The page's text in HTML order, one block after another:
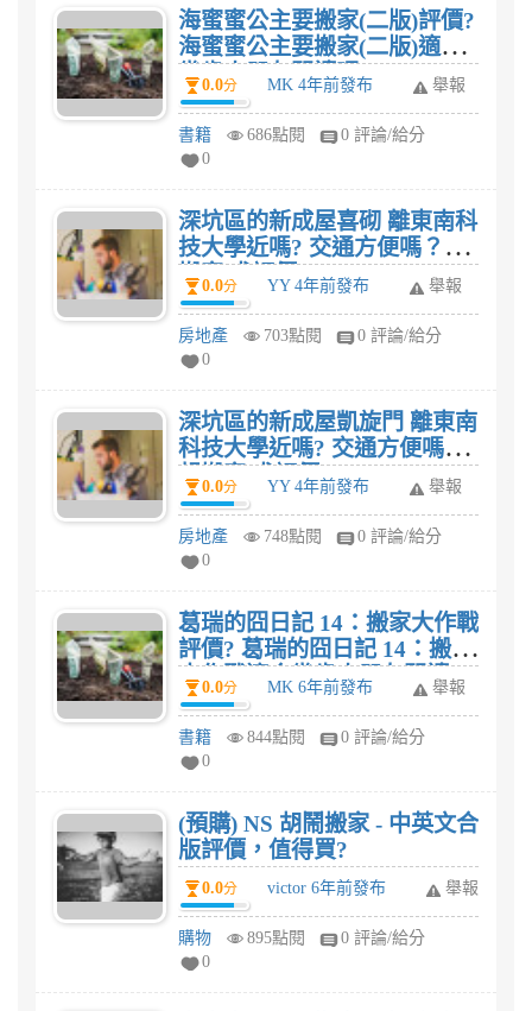
海蜜蜜公主要搬家(二版)評價?
海蜜蜜公主要搬家(二版)適合
幾歲小朋友閱讀呢?
0.0分 MK 4年前發布 舉報
書籍 686點閱
0 評論/給分
0
深坑區的新成屋喜砌 離東南科
技大學近嗎? 交通方便嗎？想
搬家 求評價
0.0分 YY 4年前發布 舉報
房地產 703點閱
0 評論/給分
0
深坑區的新成屋凱旋門 離東南
科技大學近嗎? 交通方便嗎？
想搬家 求評價
0.0分 YY 4年前發布 舉報
房地產 748點閱
0 評論/給分
0
葛瑞的囧日記 14：搬家大作戰
評價? 葛瑞的囧日記 14：搬家
大作戰適合幾歲小朋友閱讀
呢?
0.0分 MK 6年前發布 舉報
書籍 844點閱
0 評論/給分
0
(預購) NS 胡鬧搬家 - 中英文合
版評價，值得買?
0.0分 victor 6年前發布 舉報
購物 895點閱
0 評論/給分
0